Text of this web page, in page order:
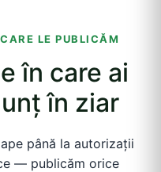
LE PUBLICĂM
în care ai
în ziar
până la autorizații
— publicăm orice